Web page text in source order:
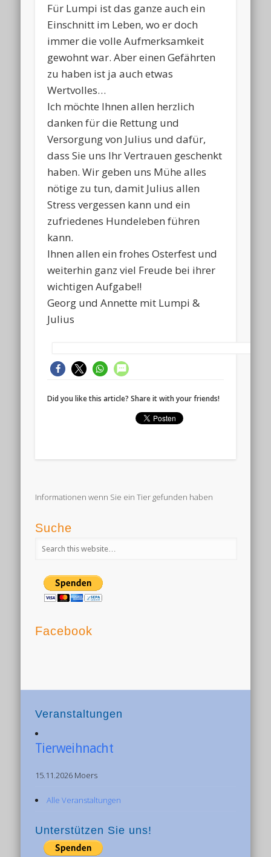
Für Lumpi ist das ganze auch ein
Einschnitt im Leben, wo er doch
immer die volle Aufmerksamkeit
gewohnt war. Aber einen Gefährten
zu haben ist ja auch etwas
Wertvolles…
Ich möchte Ihnen allen herzlich
danken für die Rettung und
Versorgung von Julius und dafür,
dass Sie uns Ihr Vertrauen geschenkt
haben. Wir geben uns Mühe alles
nötige zu tun, damit Julius allen
Stress vergessen kann und ein
zufriedenes Hundeleben führen
kann.
Ihnen allen ein frohes Osterfest und
weiterhin ganz viel Freude bei ihrer
wichtigen Aufgabe!!
Georg und Annette mit Lumpi &
Julius
Did you like this article? Share it with your friends!
Informationen wenn Sie ein Tier gefunden haben
Suche
Facebook
Veranstaltungen
Tierweihnacht
15.11.2026 Moers
Alle Veranstaltungen
Unterstützen Sie uns!